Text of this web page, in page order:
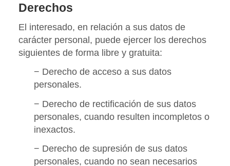
Derechos
El interesado, en relación a sus datos de
carácter personal, puede ejercer los derechos
siguientes de forma libre y gratuita:
− Derecho de acceso a sus datos
personales.
− Derecho de rectificación de sus datos
personales, cuando resulten incompletos o
inexactos.
− Derecho de supresión de sus datos
personales, cuando no sean necesarios